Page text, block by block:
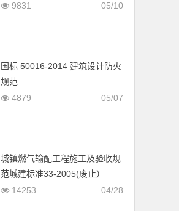
05/10
9831
国标 50016-2014 建筑设计防火
规范
05/07
4879
城镇燃气输配工程施工及验收规
范城建标准33-2005(废止）
04/28
14253